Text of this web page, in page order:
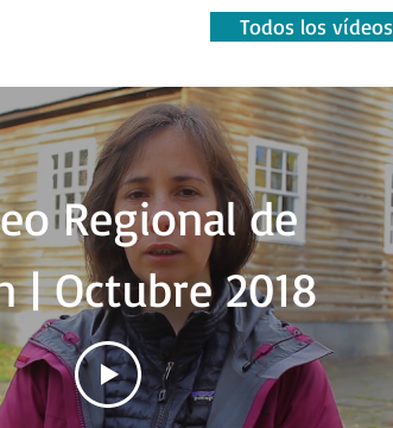
Todos los vídeos
Regional de
| Octubre 2018